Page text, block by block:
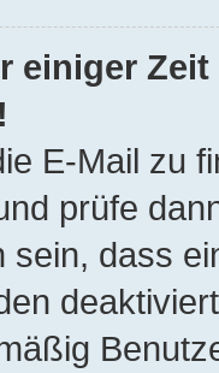
einiger
E-Mail zu
prüfe
sein, dass